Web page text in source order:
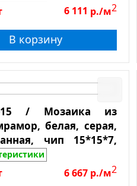
6 111 р./м2
В корзину
15 / Мозаика из
белая, серая,
чип 15*15*7,
6 667 р./м2